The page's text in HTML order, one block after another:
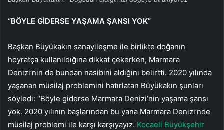
“BÖYLE GİDERSE YAŞAMA ŞANSI YOK”
Başkan Büyükakın sanayileşme ile birlikte doğanın
hoyratça kullanıldığına dikkat çekerken, Marmara
Denizi’nin de bundan nasibini aldığını belirtti. 2020 yılında
yaşanan müsilaj problemini hatırlatan Büyükakın şunları
söyledi: “Böyle giderse Marmara Denizi’nin yaşama şansı
yok. 2020 yılının başlarından bu yana Marmara Denizi’nde
müsilaj problemi ile karşı karşıyayız. Kocaeli Büyükşehir